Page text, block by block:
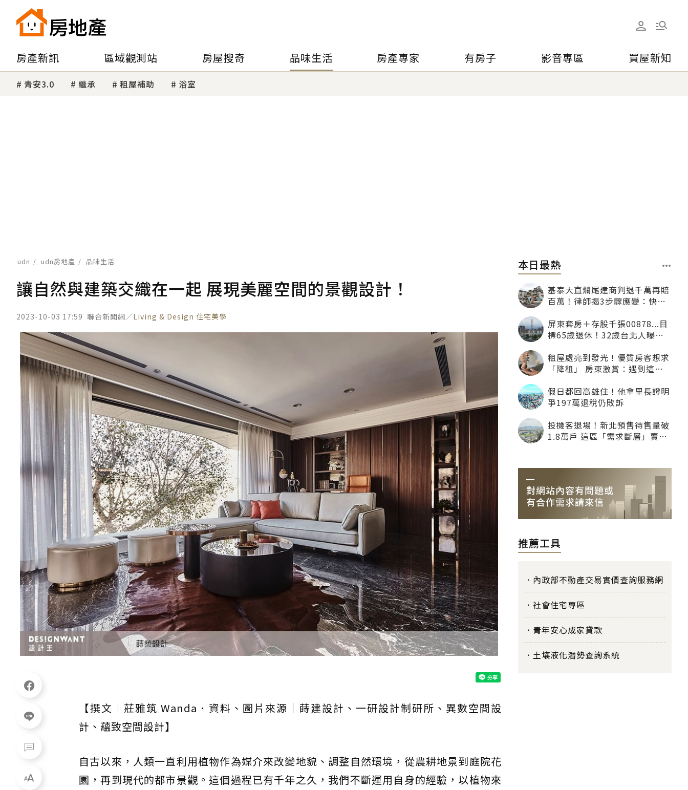
房產新訊 區域觀測站 房屋搜奇 品味生活 房產專家 有房子 影音專區 買屋新知
青安3.0 繼承 租屋補助 浴室
udn udn房地產 品味生活
讓自然與建築交織在一起 展現美麗空間的景觀設計！
2023-10-03 17:59 聯合新聞網／Living & Design 住宅美學
【撰文｜莊雅筑 Wanda．資料、圖片來源｜蒔建設計、一研設計制研所、異數空間設
計、蘊致空間設計】
自古以來，人類一直利用植物作為媒介來改變地貌、調整自然環境，從農耕地景到庭院花
園，再到現代的都市景觀。這個過程已有千年之久，我們不斷運用自身的經驗，以植物來
本日最熱
基泰大直爛尾建商判退千萬再賠
百萬！律師揭3步驟應變：快通
屏東套房＋存股千張00878...目
標65歲退休！32歲台北人曝：
租屋處亮到發光！優質房客想求
「降租」 房東激賞：遇到這種
假日都回高雄住！他拿里長證明
爭197萬退稅仍敗訴
投機客退場！新北預售待售量破
1.8萬戶 這區「需求斷層」賣壓
推薦工具
內政部不動產交易實價查詢服務網
社會住宅專區
青年安心成家貸款
土壤液化潛勢查詢系統